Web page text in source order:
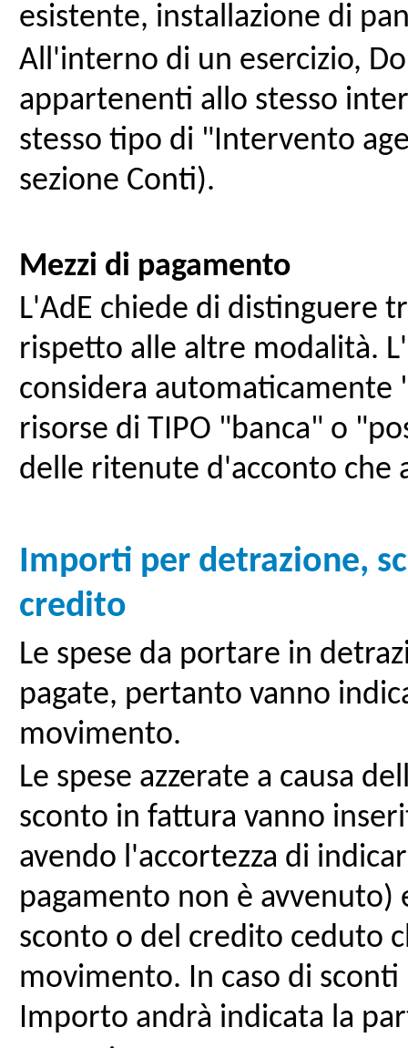
esistente, installazione di
All'interno di un esercizio,
appartenenti allo stesso
stesso tipo di "Intervento
sezione Conti).
Mezzi di pagamento
L'AdE chiede di distinguere
rispetto alle altre modalità.
considera automaticamente
risorse di TIPO "banca" o
delle ritenute d'acconto che
Importi per detrazione,
credito
Le spese da portare in
pagate, pertanto vanno
movimento.
Le spese azzerate a causa
sconto in fattura vanno
avendo l'accortezza di
pagamento non è
sconto o del credito ceduto
movimento. In caso di
Importo andrà indicata la